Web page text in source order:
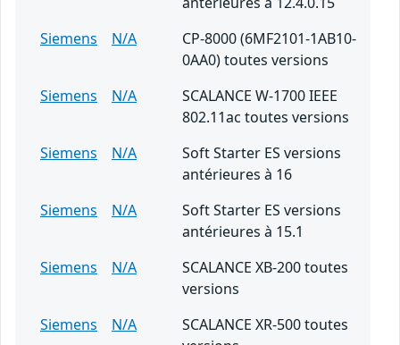
Siemens
N/A
CP-8000 (6MF2101-1AB10-
0AA0) toutes versions
Siemens
N/A
SCALANCE W-1700 IEEE
802.11ac toutes versions
Siemens
N/A
Soft Starter ES versions
antérieures à 16
Siemens
N/A
Soft Starter ES versions
antérieures à 15.1
Siemens
N/A
SCALANCE XB-200 toutes
versions
Siemens
N/A
SCALANCE XR-500 toutes